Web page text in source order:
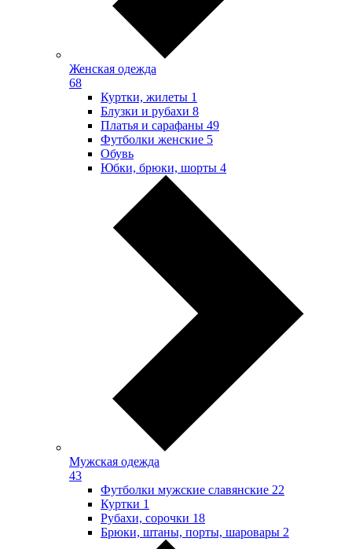
Женская одежда
68
Куртки, жилеты 1
Блузки и рубахи 8
Платья и сарафаны 49
Футболки женские 5
Обувь
Юбки, брюки, шорты 4
Мужская одежда
43
Футболки мужские славянские 22
Куртки 1
Рубахи, сорочки 18
Брюки, штаны, порты, шаровары 2